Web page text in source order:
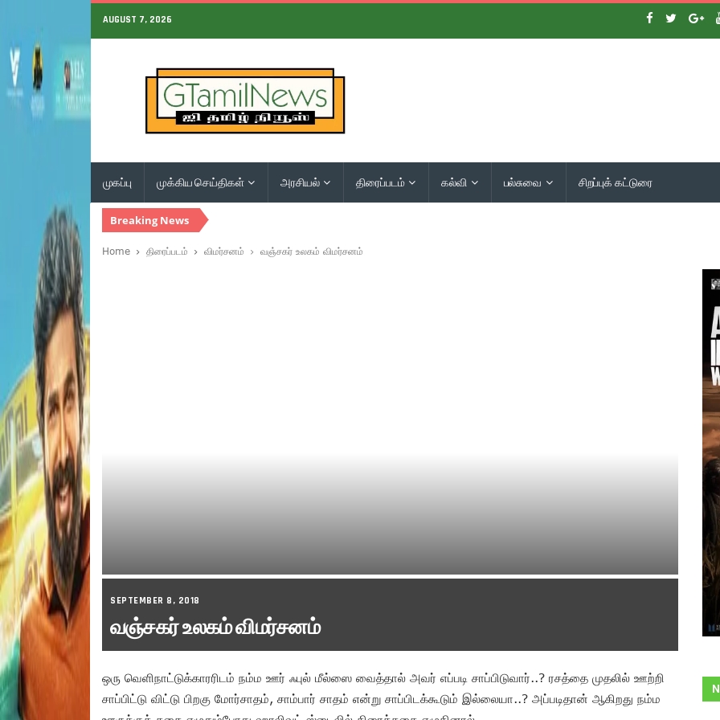
AUGUST 7, 2026
முகப்பு முக்கிய செய்திகள் அரசியல் திரைப்படம் கல்வி பல்சுவை சிறப்புக் கட்டுரை
Breaking News
Home திரைப்படம் விமர்சனம் வஞ்சகர் உலகம் விமர்சனம்
SEPTEMBER 8, 2018
வஞ்சகர் உலகம் விமர்சனம்
ஒரு வெளிநாட்டுக்காரரிடம் நம்ம ஊர் ஃபுல் மீல்ஸை வைத்தால் அவர் எப்படி சாப்பிடுவார்..? ரசத்தை முதலில் ஊற்றி
சாப்பிட்டு விட்டு பிறகு மோர்சாதம், சாம்பார் சாதம் என்று சாப்பிடக்கூடும் இல்லையா..? அப்படிதான் ஆகிறது நம்ம